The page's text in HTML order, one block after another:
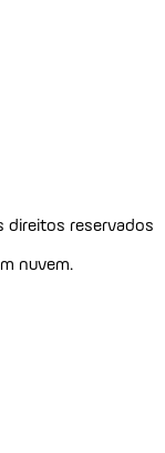
direitos reservados
nuvem.